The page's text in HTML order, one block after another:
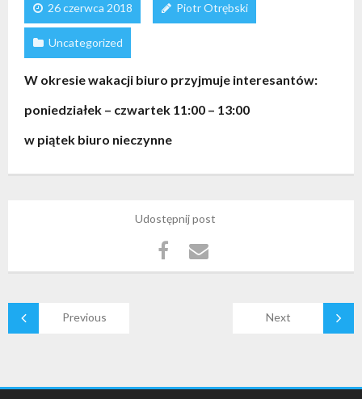
26 czerwca 2018 Piotr Otrębski
Uncategorized
W okresie wakacji biuro przyjmuje interesantów:
poniedziałek – czwartek 11:00 – 13:00
w piątek biuro nieczynne
Udostępnij post
Previous Next